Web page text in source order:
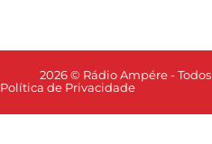
2026 © Rádio Ampére -
Política de Privacidade